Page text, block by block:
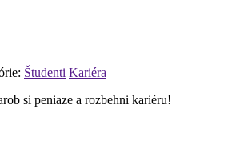
Študenti Kariéra
si peniaze a rozbehni kariéru!